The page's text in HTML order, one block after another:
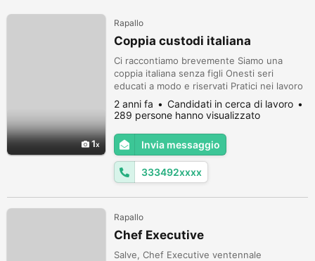
1
Rapallo
Coppia custodi italiana
Ci raccontiamo brevemente Siamo una
coppia italiana senza figli Onesti seri
educati a modo e riservati Pratici nei lavoro
di pulizia domestica e riordino guardaroba
manutenzioni domestiche gestione casa
spesa e giardinaggio Disponibili a
spostamenti per seguire la famiglia per la
quale lavoriamo e le loro esigenze Amiamo
gli animali particolarmente cani e ga...
2 anni fa
Candidati in cerca di lavoro
289 persone hanno visualizzato
Invia messaggio
333492xxxx
Rapallo
Chef Executive
Salve, Chef Executive ventennale